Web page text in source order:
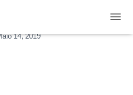
digital
14, 2019